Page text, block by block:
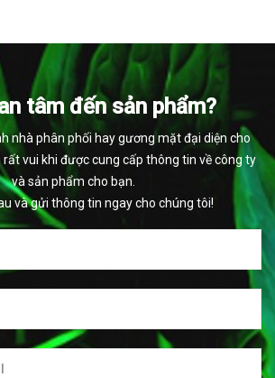
tâm đến sản phẩm?
nhà phân phối hay gương mặt đại diện cho
vui khi được cung cấp thông tin về công ty
và sản phẩm cho bạn.
và gửi thông tin ngay cho chúng tôi!